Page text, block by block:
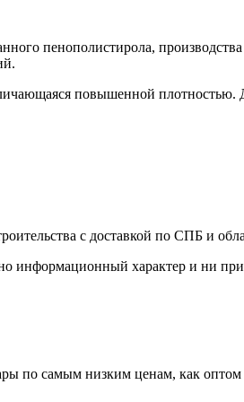
пенополистирола,
повышенной плотностью.
с доставкой по СПБ и
характер и ни
по самым низким ценам, как оптом